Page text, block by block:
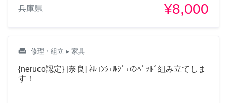
兵庫県 ¥8,000
weekend 修理・組立 ▸ 家具
{neruco認定} [奈良] ﾈﾙｺﾝｼｪﾙｼﾞｭのﾍﾞｯﾄﾞ組み立てしま
す！